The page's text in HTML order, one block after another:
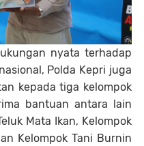
nyata terhadap
Polda Kepri juga
kepada tiga kelompok
bantuan antara lain
Mata Ikan, Kelompok
Kelompok Tani Burnin